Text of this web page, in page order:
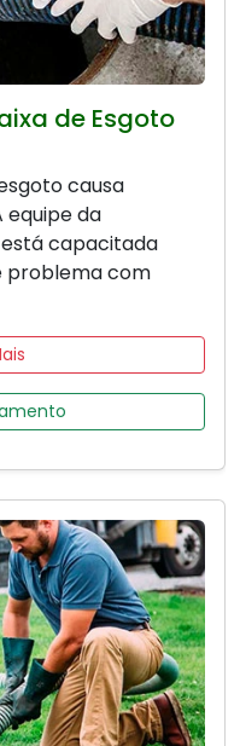
de Esgoto
causa
equipe da
está capacitada
problema com